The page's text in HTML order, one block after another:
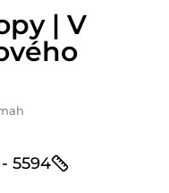
| V
5594